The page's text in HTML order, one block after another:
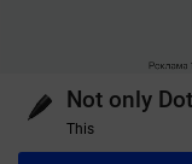
Not only
This